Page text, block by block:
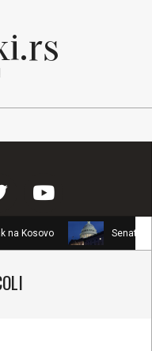
Senat SAD usvojio